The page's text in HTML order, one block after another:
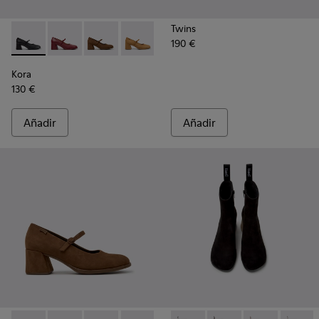
Kora - K201799-001 - Bailarinas de piel negras para mujer.
Kora - K201799-009
Kora - K201799-008 - Bailarinas de nobuck
Kora - K201799-007
Kora
130 €
Añadir
Twins
190 €
Añadir